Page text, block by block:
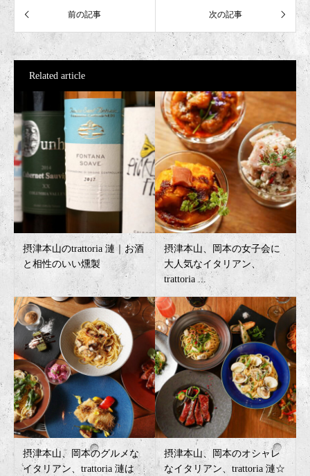
Related article
摂津本山のtrattoria 漣｜お酒
と相性のいい燻製
摂津本山、岡本の女子会に
大人気なイタリアン、
trattoria ...
摂津本山、岡本のグルメな
イタリアン、trattoria 漣は
摂津本山、岡本のオシャレ
なイタリアン、trattoria 漣☆